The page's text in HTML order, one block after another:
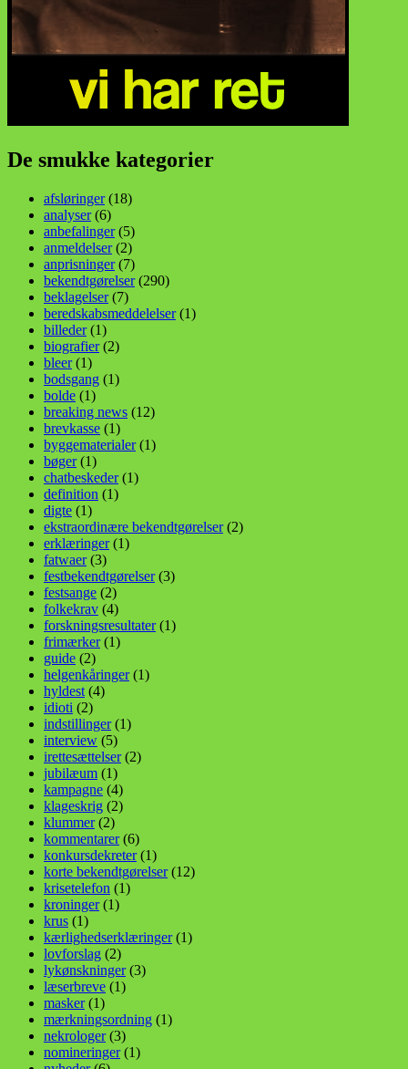
De smukke kategorier
afsløringer(18)
analyser(6)
anbefalinger(5)
anmeldelser(2)
anprisninger(7)
bekendtgørelser(290)
beklagelser(7)
beredskabsmeddelelser(1)
billeder(1)
biografier(2)
bleer(1)
bodsgang (1)
bolde (1)
breaking news (12)
brevkasse (1)
byggematerialer(1)
bøger(1)
chatbeskeder(1)
definition (1)
digte (1)
ekstraordinære bekendtgørelser(2)
erklæringer(1)
fatwaer(3)
festbekendtgørelser(3)
festsange (2)
folkekrav (4)
forskningsresultater(1)
frimærker(1)
guide (2)
helgenkåringer(1)
hyldest (4)
idioti (2)
indstillinger(1)
interview (5)
irettesættelser(2)
jubilæum (1)
kampagne (4)
klageskrig (2)
klummer(2)
kommentarer(6)
konkursdekreter(1)
korte bekendtgørelser(12)
krisetelefon (1)
kroninger(1)
krus (1)
kærlighedserklæringer(1)
lovforslag (2)
lykønskninger(3)
læserbreve (1)
masker(1)
mærkningsordning (1)
nekrologer(3)
nomineringer(1)